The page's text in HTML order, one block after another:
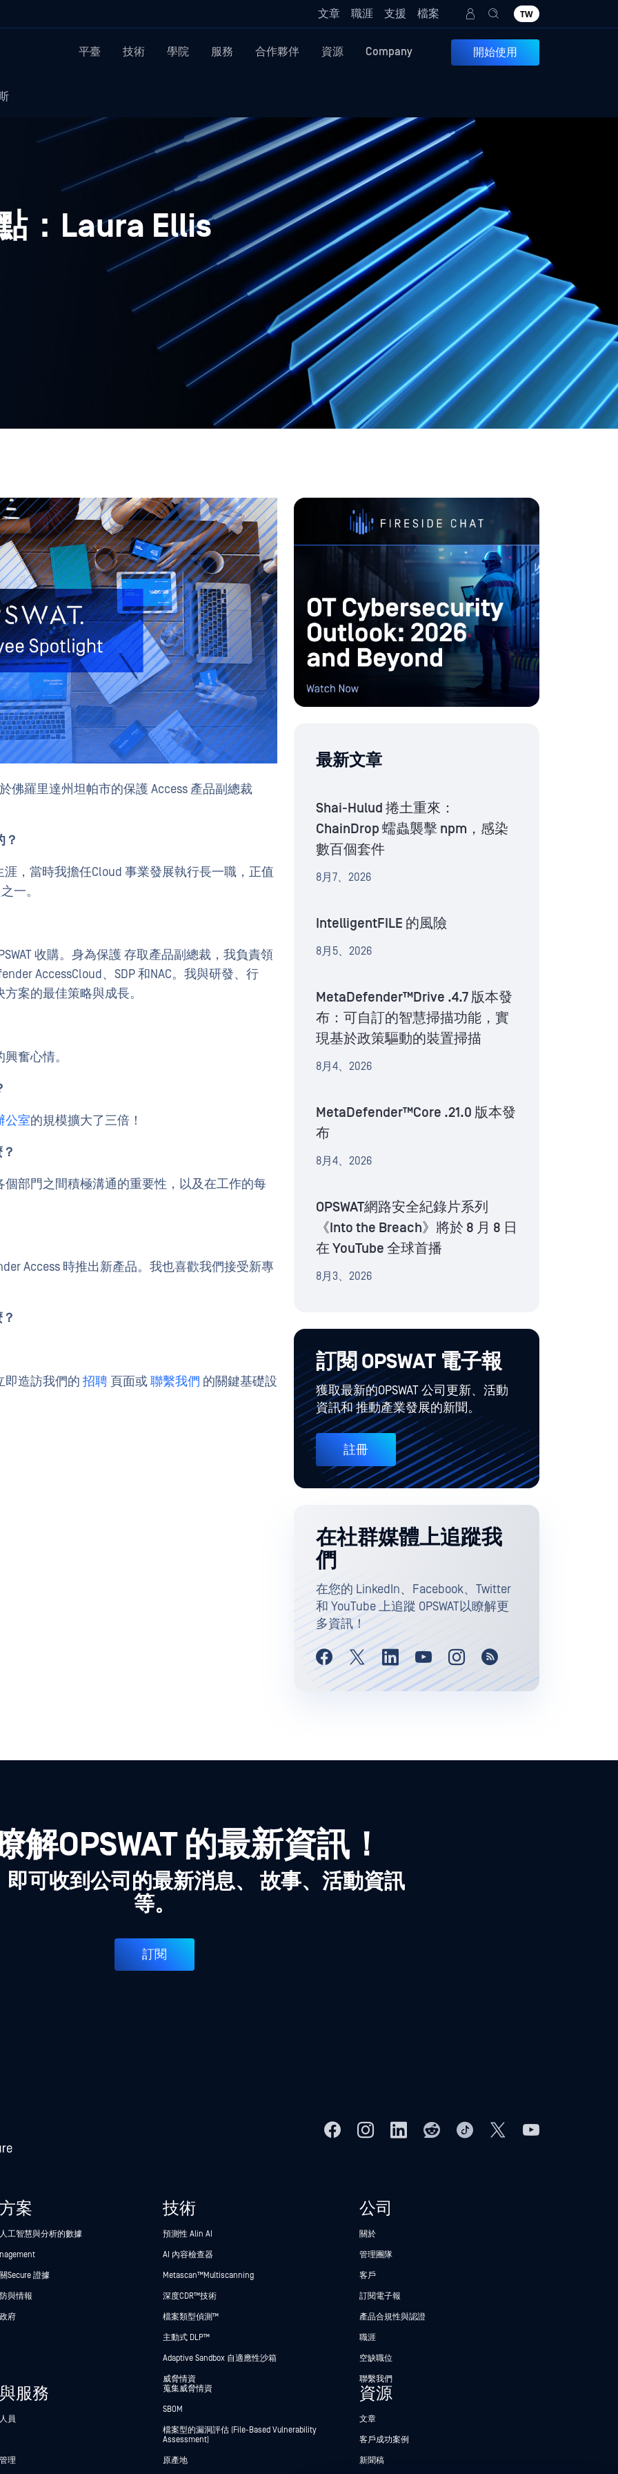
文章 職涯 支援 檔案 TW
平臺 技術 學院 服務 合作夥伴 資源 Company 開始使用
：Laura Ellis
佛羅里達州坦帕市的保護 Access 產品副總裁
？
，當時我擔任Cloud 事業發展執行長一職，正值
一。
收購。身為保護 存取產品副總裁，我負責領
AccessCloud、SDP 和NAC。我與研發、行
案的最佳策略與成長。
奮心情。
公室的規模擴大了三倍！
部門之間積極溝通的重要性，以及在工作的每
Access 時推出新產品。我也喜歡我們接受新專
即造訪我們的 招聘 頁面或聯繫我們 的關鍵基礎設
最新文章
Shai-Hulud 捲土重來：
ChainDrop 蠕蟲襲擊 npm，感染
數百個套件
8月7、2026
IntelligentFILE 的風險
8月5、2026
MetaDefender™Drive .4.7 版本發
布：可自訂的智慧掃描功能，實
現基於政策驅動的裝置掃描
8月4、2026
MetaDefender™Core .21.0 版本發
布
8月4、2026
OPSWAT網路安全紀錄片系列
《Into the Breach》將於 8 月 8 日
在 YouTube 全球首播
8月3、2026
訂閱 OPSWAT 電子報
獲取最新的OPSWAT 公司更新、活動
資訊和 推動產業發展的新聞。
註冊
在社群媒體上追蹤我
們
在您的 LinkedIn、Facebook、Twitter
和 YouTube 上追蹤 OPSWAT以瞭解更
多資訊！
解OPSWAT 的最新資訊！
即可收到公司的最新消息、 故事、活動資訊
等。
訂閱
案
工智慧與分析的數據
Secure 證據
與情報
府
服務
員
理
技術
預測性 Alin AI
AI 內容檢查器
Metascan™ Multiscanning
深度CDR™技術
檔案類型偵測™
主動式 DLP™
Adaptive Sandbox 自適應性沙箱
威脅情資
蒐集威脅情資
SBOM
檔案型的漏洞評估 (File-Based Vulnerability
Assessment)
原產地
公司
關於
管理團隊
客戶
訂閱電子報
產品合規性與認證
職涯
空缺職位
聯繫我們
資源
文章
客戶成功案例
新聞稿